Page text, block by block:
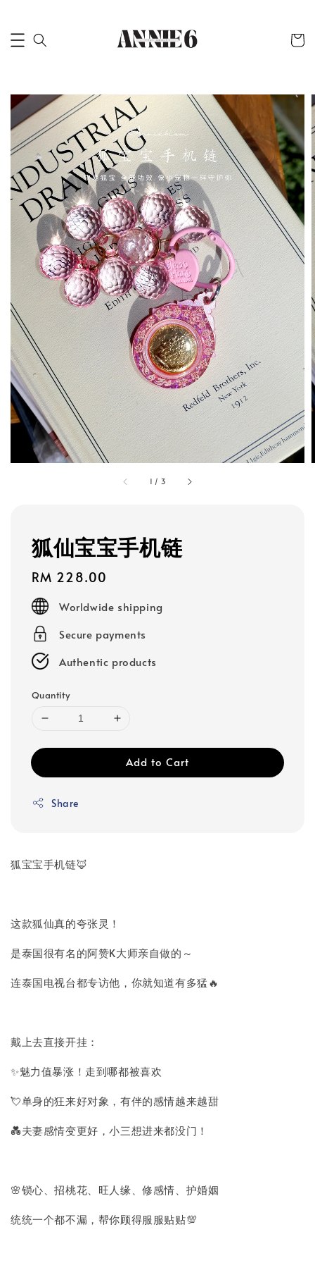
1 / 3
狐仙宝宝手机链
Regular
price
RM 228.00
Worldwide shipping
Secure payments
Authentic products
Quantity
Add to Cart
Share
狐宝宝手机链🦊
这款狐仙真的夸张灵！
是泰国很有名的阿赞K大师亲自做的～
连泰国电视台都专访他，你就知道有多猛🔥
戴上去直接开挂：
✨魅力值暴涨！走到哪都被喜欢
💘单身的狂来好对象，有伴的感情越来越甜
💑夫妻感情变更好，小三想进来都没门！
🌸锁心、招桃花、旺人缘、修感情、护婚姻
统统一个都不漏，帮你顾得服服贴贴💯